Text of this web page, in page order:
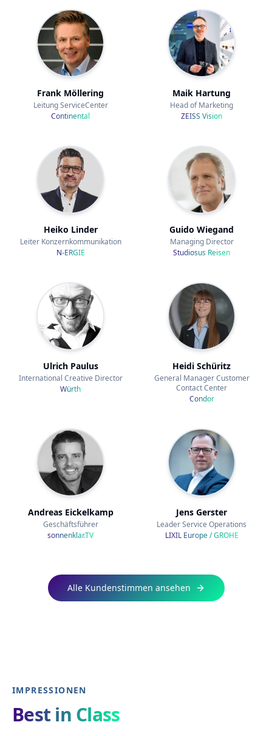
Frank Möllering
Leitung ServiceCenter
Continental
Maik Hartung
Head of Marketing
ZEISS Vision
Heiko Linder
Leiter Konzernkommunikation
N-ERGIE
Guido Wiegand
Managing Director
Studiosus Reisen
Ulrich Paulus
International Creative Director
Würth
Heidi Schüritz
General Manager Customer
Contact Center
Condor
Andreas Eickelkamp
Geschäftsführer
sonnenklar.TV
Jens Gerster
Leader Service Operations
LIXIL Europe / GROHE
Alle Kundenstimmen ansehen
IMPRESSIONEN
Best in Class